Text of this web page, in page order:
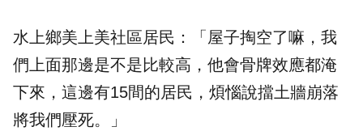
水上鄉美上美社區居民：「屋子掏空了嘛，我
們上面那邊是不是比較高，他會骨牌效應都淹
下來，這邊有15間的居民，煩惱說擋土牆崩落
將我們壓死。」